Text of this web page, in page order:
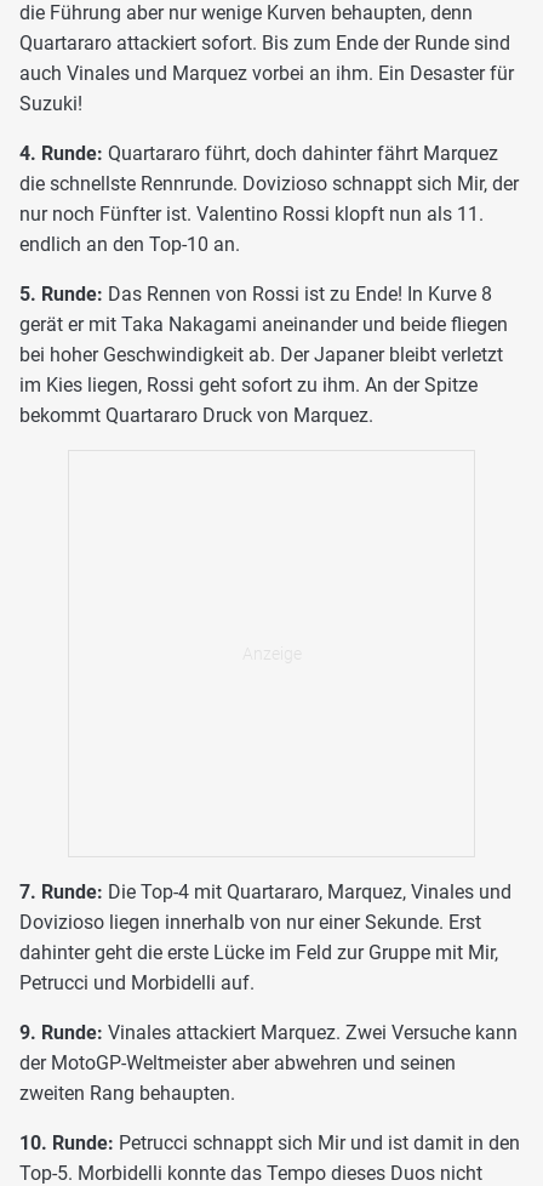
die Führung aber nur wenige Kurven behaupten, denn
Quartararo attackiert sofort. Bis zum Ende der Runde sind
auch Vinales und Marquez vorbei an ihm. Ein Desaster für
Suzuki!
4. Runde: Quartararo führt, doch dahinter fährt Marquez
die schnellste Rennrunde. Dovizioso schnappt sich Mir, der
nur noch Fünfter ist. Valentino Rossi klopft nun als 11.
endlich an den Top-10 an.
5. Runde: Das Rennen von Rossi ist zu Ende! In Kurve 8
gerät er mit Taka Nakagami aneinander und beide fliegen
bei hoher Geschwindigkeit ab. Der Japaner bleibt verletzt
im Kies liegen, Rossi geht sofort zu ihm. An der Spitze
bekommt Quartararo Druck von Marquez.
7. Runde: Die Top-4 mit Quartararo, Marquez, Vinales und
Dovizioso liegen innerhalb von nur einer Sekunde. Erst
dahinter geht die erste Lücke im Feld zur Gruppe mit Mir,
Petrucci und Morbidelli auf.
9. Runde: Vinales attackiert Marquez. Zwei Versuche kann
der MotoGP-Weltmeister aber abwehren und seinen
zweiten Rang behaupten.
10. Runde: Petrucci schnappt sich Mir und ist damit in den
Top-5. Morbidelli konnte das Tempo dieses Duos nicht